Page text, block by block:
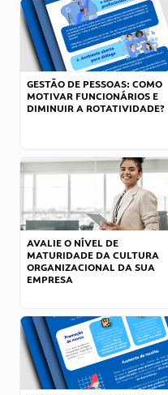
GESTÃO DE PESSOAS: COMO
MOTIVAR FUNCIONÁRIOS E
DIMINUIR A ROTATIVIDADE?
AVALIE O NÍVEL DE
MATURIDADE DA CULTURA
ORGANIZACIONAL DA SUA
EMPRESA